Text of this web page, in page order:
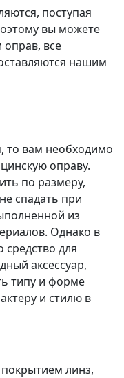
поступая
вы можете
все
нашим
то вам необходимо
оправу.
по размеру,
спадать при
из
Однако в
для
аксессуар,
типу и форме
и стилю в
линз,